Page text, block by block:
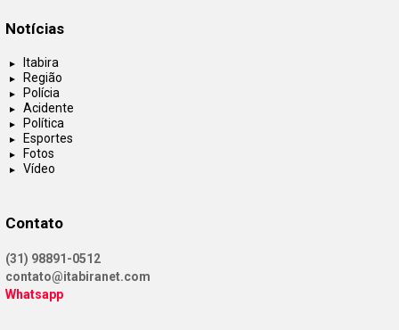
Notícias
Itabira
Região
Polícia
Acidente
Política
Esportes
Fotos
Vídeo
Contato
(31) 98891-0512
contato@itabiranet.com
Whatsapp